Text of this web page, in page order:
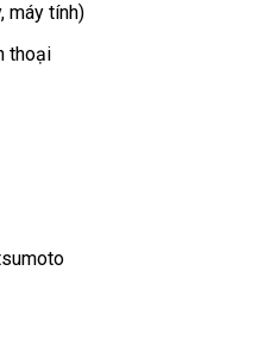
máy tính)
thoại